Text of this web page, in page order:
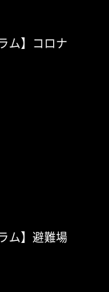
ム】コロナ
ム】避難場